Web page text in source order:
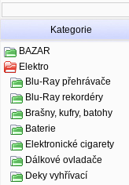
Kategorie
BAZAR
Elektro
Blu-Ray přehrávače
Blu-Ray rekordéry
Brašny, kufry, batohy
Baterie
Elektronické cigarety
Dálkové ovladače
Deky vyhřívací